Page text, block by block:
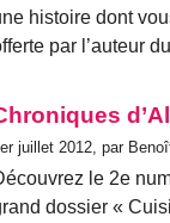
histoire dont
par l’auteur
juillet 2012, par
le 2e
dossier «